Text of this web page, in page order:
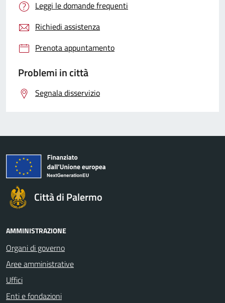
Leggi le domande frequenti
Richiedi assistenza
Prenota appuntamento
Problemi in città
Segnala disservizio
Città di Palermo
AMMINISTRAZIONE
Organi di governo
Aree amministrative
Uffici
Enti e fondazioni